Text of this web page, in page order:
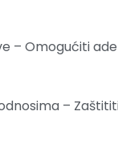
– Omogućiti
–